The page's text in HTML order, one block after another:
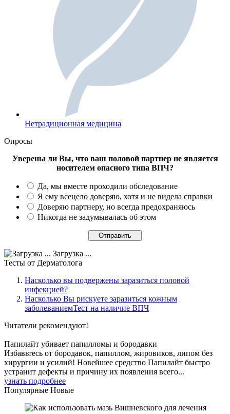
Нетрадиционная медицина
Опросы
Уверены ли Вы, что ваш половой партнер не является
носителем опасного типа ВПЧ?
Да, мы вместе проходили обследование
Я ему всецело доверяю, хотя и не видела справки
Доверяю партнеру, но всегда предохраняюсь
Никогда не задумывалась об этом
Загрузка ...
Тесты от Дерматолога
Насколько вы подвержены заразиться половой
инфекцией?
Насколько Вы рискуете заразиться кожным
заболеваниемТест на наличие ВПЧ
Читатели рекомендуют!
Папилайт убивает папилломы и бородавки
Избавьтесь от бородавок, папиллом, жировиков, липом без
хирургии и усилий! Новейшее средство Папилайт быстро
устранит дефекты и причину их появления всего...
узнать подробнее
Популярные Новые